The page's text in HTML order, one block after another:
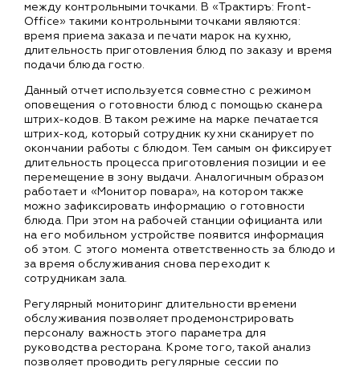
между контрольными точками. В «Трактиръ: Front-
Office» такими контрольными точками являются:
время приема заказа и печати марок на кухню,
длительность приготовления блюд по заказу и время
подачи блюда гостю.
Данный отчет используется совместно с режимом
оповещения о готовности блюд с помощью сканера
штрих-кодов. В таком режиме на марке печатается
штрих-код, который сотрудник кухни сканирует по
окончании работы с блюдом. Тем самым он фиксирует
длительность процесса приготовления позиции и ее
перемещение в зону выдачи. Аналогичным образом
работает и «Монитор повара», на котором также
можно зафиксировать информацию о готовности
блюда. При этом на рабочей станции официанта или
на его мобильном устройстве появится информация
об этом. С этого момента ответственность за блюдо и
за время обслуживания снова переходит к
сотрудникам зала.
Регулярный мониторинг длительности времени
обслуживания позволяет продемонстрировать
персоналу важность этого параметра для
руководства ресторана. Кроме того, такой анализ
позволяет проводить регулярные сессии по